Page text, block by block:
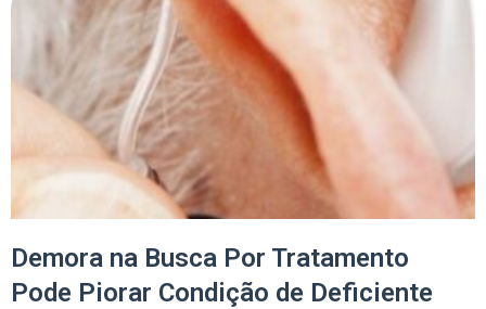
Demora na Busca Por Tratamento
Pode Piorar Condição de Deficiente